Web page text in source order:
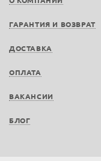
ГАРАНТИЯ И ВОЗВРАТ
ДОСТАВКА
ОПЛАТА
ВАКАНСИИ
БЛОГ